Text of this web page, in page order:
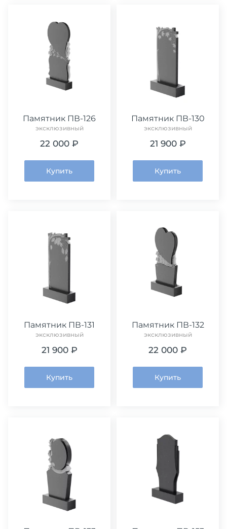
Памятник ПВ-126
эксклюзивный
22 000 ₽
Купить
Памятник ПВ-130
эксклюзивный
21 900 ₽
Купить
Памятник ПВ-131
эксклюзивный
21 900 ₽
Купить
Памятник ПВ-132
эксклюзивный
22 000 ₽
Купить